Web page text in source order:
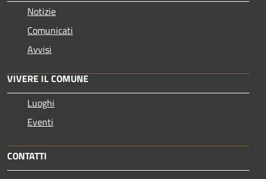
Notizie
Comunicati
Avvisi
VIVERE IL COMUNE
Luoghi
Eventi
CONTATTI